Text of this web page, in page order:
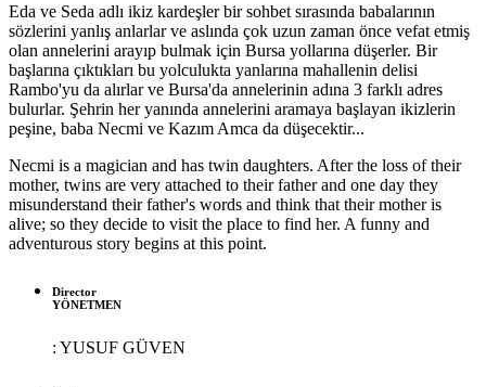
Eda ve Seda adlı ikiz kardeşler bir sohbet sırasında babalarının
sözlerini yanlış anlarlar ve aslında çok uzun zaman önce vefat etmiş
olan annelerini arayıp bulmak için Bursa yollarına düşerler. Bir
başlarına çıktıkları bu yolculukta yanlarına mahallenin delisi
Rambo'yu da alırlar ve Bursa'da annelerinin adına 3 farklı adres
bulurlar. Şehrin her yanında annelerini aramaya başlayan ikizlerin
peşine, baba Necmi ve Kazım Amca da düşecektir...
Necmi is a magician and has twin daughters. After the loss of their
mother, twins are very attached to their father and one day they
misunderstand their father's words and think that their mother is
alive; so they decide to visit the place to find her. A funny and
adventurous story begins at this point.
Director
YÖNETMEN
: YUSUF GÜVEN